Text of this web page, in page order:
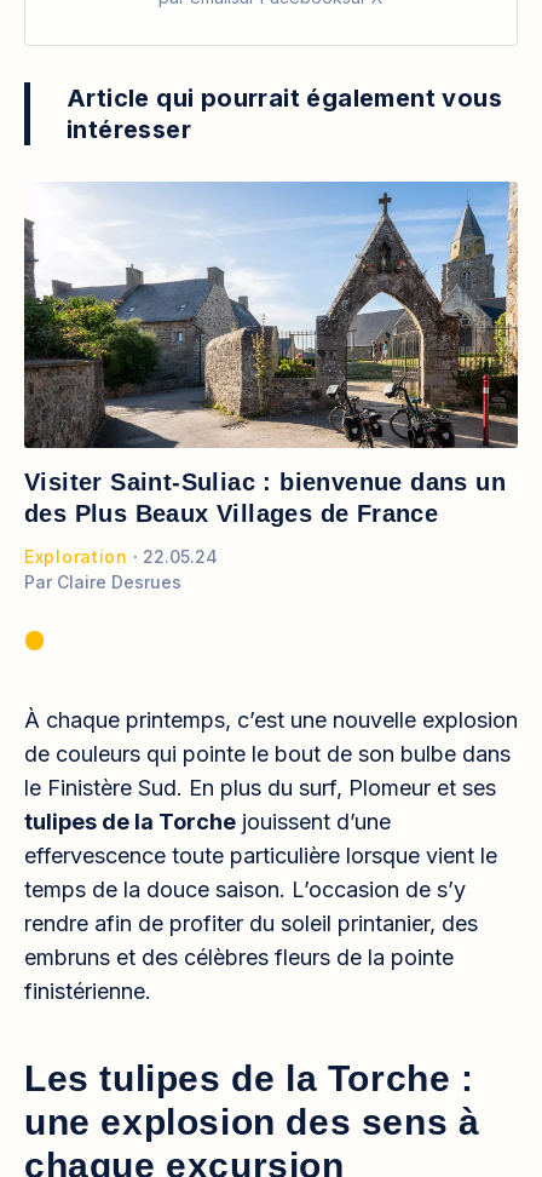
Article qui pourrait également vous
intéresser
Visiter Saint-Suliac : bienvenue dans un
des Plus Beaux Villages de France
Exploration
22.05.24
Par Claire Desrues
À chaque printemps, c’est une nouvelle explosion
de couleurs qui pointe le bout de son bulbe dans
le Finistère Sud. En plus du surf, Plomeur et ses
tulipes de la Torche jouissent d’une
effervescence toute particulière lorsque vient le
temps de la douce saison. L’occasion de s’y
rendre afin de profiter du soleil printanier, des
embruns et des célèbres fleurs de la pointe
finistérienne.
Les tulipes de la Torche :
une explosion des sens à
chaque excursion